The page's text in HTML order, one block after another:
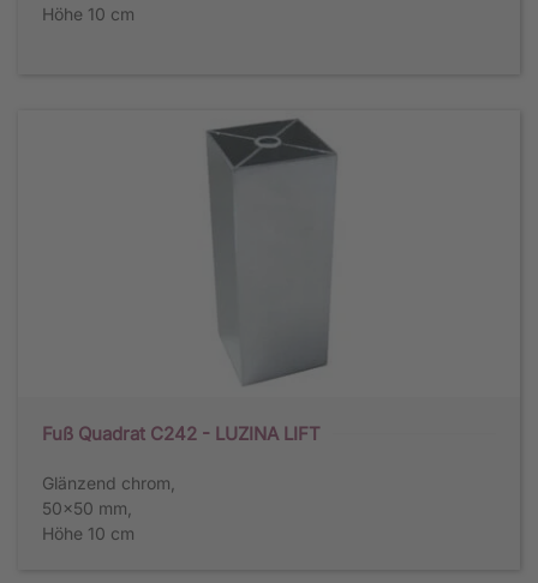
Höhe 10 cm
Fuß Quadrat C242 - LUZINA LIFT
Glänzend chrom,
50x50 mm,
Höhe 10 cm